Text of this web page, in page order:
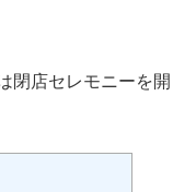
閉店セレモニーを開